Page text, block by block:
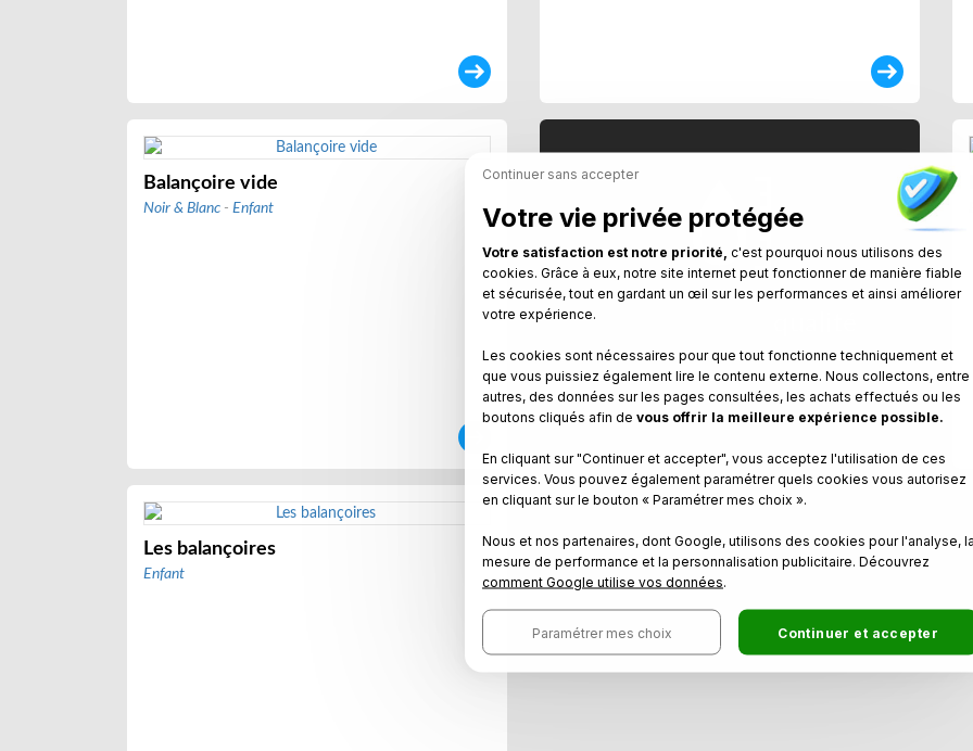
Balançoire vide
Noir & Blanc - Enfant
Sur dupapier de 300g
au format : 150mm x 105mm
Les balançoires
Enfant
Continuer sans accepter
Votre vie privée protégée
Votre satisfaction est notre priorité, c'est pourquoi nous utilisons des
cookies. Grâce à eux, notre site internet peut fonctionner de manière fiable
et sécurisée, tout en gardant un œil sur les performances et ainsi améliorer
votre expérience.
Les cookies sont nécessaires pour que tout fonctionne techniquement et
que vous puissiez également lire le contenu externe. Nous collectons, entre
autres, des données sur les pages consultées, les achats effectués ou les
boutons cliqués afin de vous offrir la meilleure expérience possible.
En cliquant sur "Continuer et accepter", vous acceptez l'utilisation de ces
services. Vous pouvez également paramétrer quels cookies vous autorisez
en cliquant sur le bouton « Paramétrer mes choix ».
Nous et nos partenaires, dont Google, utilisons des cookies pour l'analyse,
mesure de performance et la personnalisation publicitaire. Découvrez
comment Google utilise vos données.
Paramétrer mes choix Continuer et accepter